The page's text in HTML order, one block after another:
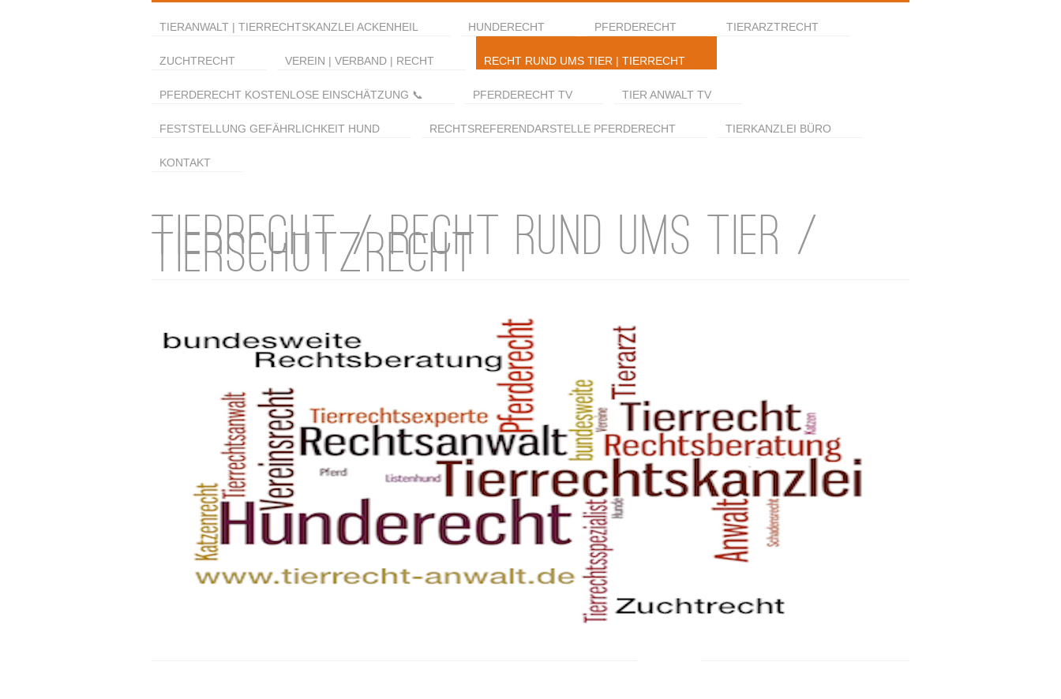
TIERANWALT | TIERRECHTSKANZLEI ACKENHEIL HUNDERECHT PFERDERECHT TIERARZTRECHT
ZUCHTRECHT VEREIN | VERBAND | RECHT RECHT RUND UMS TIER | TIERRECHT
PFERDERECHT KOSTENLOSE EINSCHÄTZUNG 📞 PFERDERECHT TV TIER ANWALT TV
FESTSTELLUNG GEFÄHRLICHKEIT HUND RECHTSREFERENDARSTELLE PFERDERECHT TIERKANZLEI BÜRO
KONTAKT
TIERRECHT / RECHT RUND UMS TIER /
TIERSCHUTZRECHT